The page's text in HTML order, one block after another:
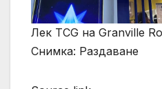
Лек TCG на Granville
Снимка: Раздаване